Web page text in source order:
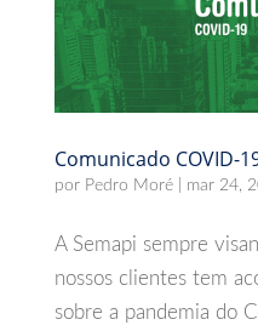
Comunicado COVID-
por Pedro Moré| mar 24,
A Semapi sempre
nossos clientes tem
sobre a pandemia do